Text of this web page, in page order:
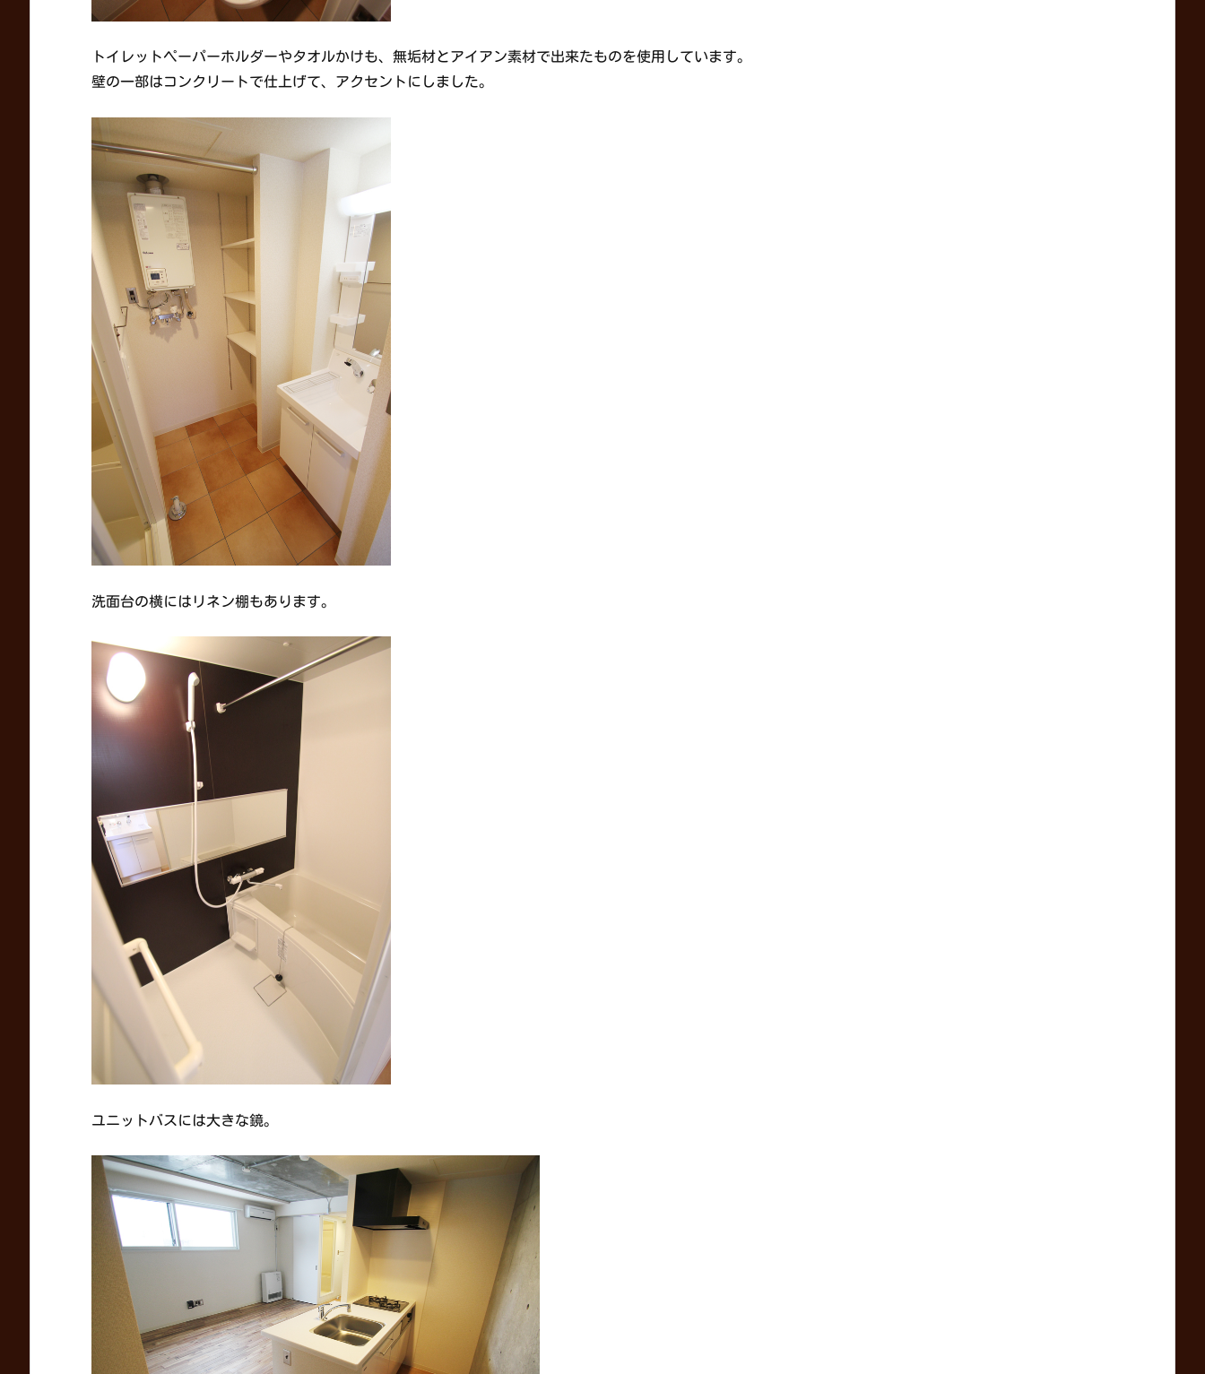
トイレットペーパーホルダーやタオルかけも、無垢材とアイアン素材で出来たものを使用しています。
壁の一部はコンクリートで仕上げて、アクセントにしました。
洗面台の横にはリネン棚もあります。
ユニットバスには大きな鏡。